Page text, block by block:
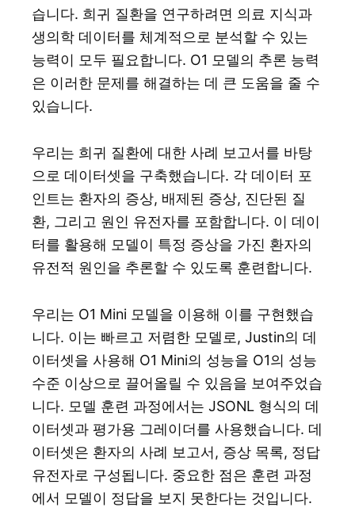
습니다. 희귀 질환을 연구하려면 의료 지식과
생의학 데이터를 체계적으로 분석할 수 있는
능력이 모두 필요합니다. O1 모델의 추론 능력
은 이러한 문제를 해결하는 데 큰 도움을 줄 수
있습니다.
우리는 희귀 질환에 대한 사례 보고서를 바탕
으로 데이터셋을 구축했습니다. 각 데이터 포
인트는 환자의 증상, 배제된 증상, 진단된 질
환, 그리고 원인 유전자를 포함합니다. 이 데이
터를 활용해 모델이 특정 증상을 가진 환자의
유전적 원인을 추론할 수 있도록 훈련합니다.
우리는 O1 Mini 모델을 이용해 이를 구현했습
니다. 이는 빠르고 저렴한 모델로, Justin의 데
이터셋을 사용해 O1 Mini의 성능을 O1의 성능
수준 이상으로 끌어올릴 수 있음을 보여주었습
니다. 모델 훈련 과정에서는 JSONL 형식의 데
이터셋과 평가용 그레이더를 사용했습니다. 데
이터셋은 환자의 사례 보고서, 증상 목록, 정답
유전자로 구성됩니다. 중요한 점은 훈련 과정
에서 모델이 정답을 보지 못한다는 것입니다.